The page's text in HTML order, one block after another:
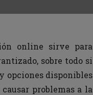
online sirve para
sobre todo si
opciones disponibles
problemas a la